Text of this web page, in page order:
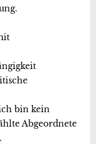
bin kein
Abgeordnete